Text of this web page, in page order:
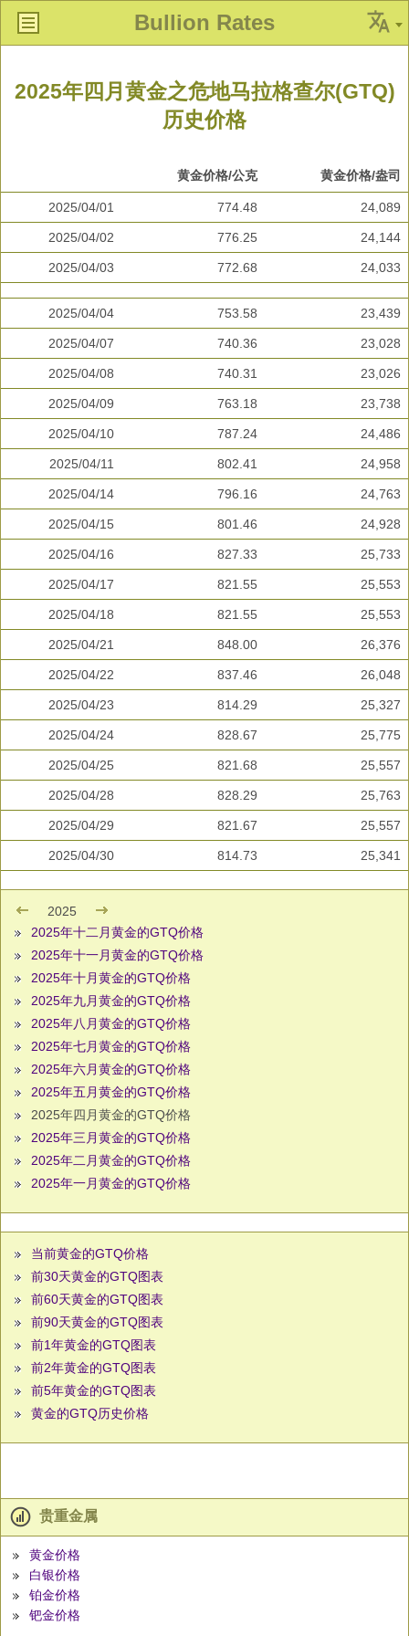
Bullion Rates
2025年四月黄金之危地马拉格查尔(GTQ)
历史价格
黄金价格/公克 黄金价格/盎司
2025/04/01 774.48 24,089
2025/04/02 776.25 24,144
2025/04/03 772.68 24,033
2025/04/04 753.58 23,439
2025/04/07 740.36 23,028
2025/04/08 740.31 23,026
2025/04/09 763.18 23,738
2025/04/10 787.24 24,486
2025/04/11 802.41 24,958
2025/04/14 796.16 24,763
2025/04/15 801.46 24,928
2025/04/16 827.33 25,733
2025/04/17 821.55 25,553
2025/04/18 821.55 25,553
2025/04/21 848.00 26,376
2025/04/22 837.46 26,048
2025/04/23 814.29 25,327
2025/04/24 828.67 25,775
2025/04/25 821.68 25,557
2025/04/28 828.29 25,763
2025/04/29 821.67 25,557
2025/04/30 814.73 25,341
2025
2025年十二月黄金的GTQ价格
2025年十一月黄金的GTQ价格
2025年十月黄金的GTQ价格
2025年九月黄金的GTQ价格
2025年八月黄金的GTQ价格
2025年七月黄金的GTQ价格
2025年六月黄金的GTQ价格
2025年五月黄金的GTQ价格
2025年四月黄金的GTQ价格
2025年三月黄金的GTQ价格
2025年二月黄金的GTQ价格
2025年一月黄金的GTQ价格
当前黄金的GTQ价格
前30天黄金的GTQ图表
前60天黄金的GTQ图表
前90天黄金的GTQ图表
前1年黄金的GTQ图表
前2年黄金的GTQ图表
前5年黄金的GTQ图表
黄金的GTQ历史价格
贵重金属
黄金价格
白银价格
铂金价格
钯金价格